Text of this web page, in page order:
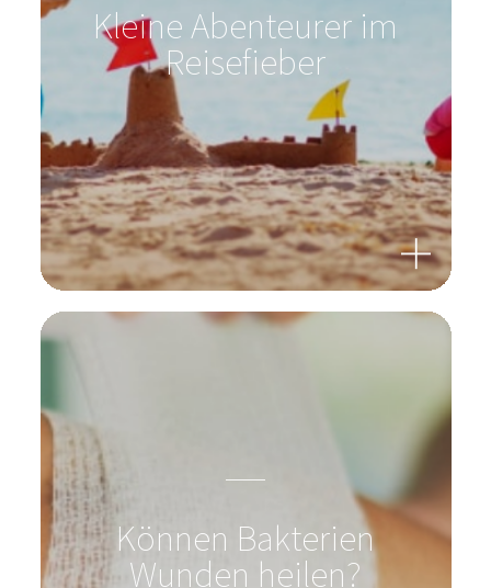
Kleine Abenteurer im
Reisefieber
Können Bakterien
Wunden heilen?